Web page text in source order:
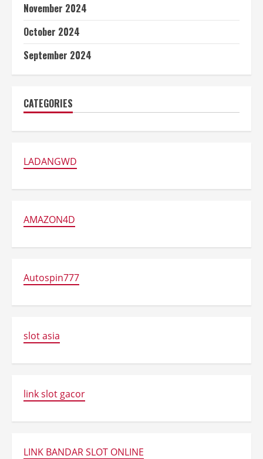
November 2024
October 2024
September 2024
CATEGORIES
LADANGWD
AMAZON4D
Autospin777
slot asia
link slot gacor
LINK BANDAR SLOT ONLINE